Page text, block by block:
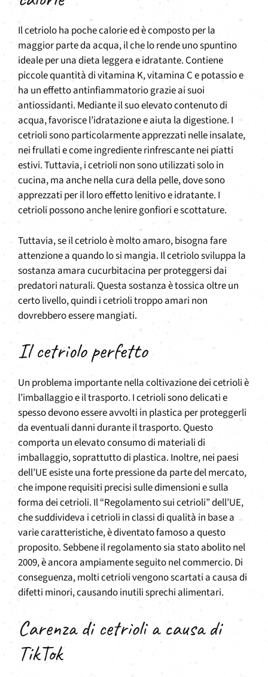
Il cetriolo ha poche calorie ed è composto per la
maggior parte da acqua, il che lo rende uno spuntino
ideale per una dieta leggera e idratante. Contiene
piccole quantità di vitamina K, vitamina C e potassio e
ha un effetto antinfiammatorio grazie ai suoi
antiossidanti. Mediante il suo elevato contenuto di
acqua, favorisce l’idratazione e aiuta la digestione. I
cetrioli sono particolarmente apprezzati nelle insalate,
nei frullati e come ingrediente rinfrescante nei piatti
estivi. Tuttavia, i cetrioli non sono utilizzati solo in
cucina, ma anche nella cura della pelle, dove sono
apprezzati per il loro effetto lenitivo e idratante. I
cetrioli possono anche lenire gonfiori e scottature.
Tuttavia, se il cetriolo è molto amaro, bisogna fare
attenzione a quando lo si mangia. Il cetriolo sviluppa la
sostanza amara cucurbitacina per proteggersi dai
predatori naturali. Questa sostanza è tossica oltre un
certo livello, quindi i cetrioli troppo amari non
dovrebbero essere mangiati.
Il cetriolo perfetto
Un problema importante nella coltivazione dei cetrioli è
l’imballaggio e il trasporto. I cetrioli sono delicati e
spesso devono essere avvolti in plastica per proteggerli
da eventuali danni durante il trasporto. Questo
comporta un elevato consumo di materiali di
imballaggio, soprattutto di plastica. Inoltre, nei paesi
dell’UE esiste una forte pressione da parte del mercato,
che impone requisiti precisi sulle dimensioni e sulla
forma dei cetrioli. Il “Regolamento sui cetrioli” dell’UE,
che suddivideva i cetrioli in classi di qualità in base a
varie caratteristiche, è diventato famoso a questo
proposito. Sebbene il regolamento sia stato abolito nel
2009, è ancora ampiamente seguito nel commercio. Di
conseguenza, molti cetrioli vengono scartati a causa di
difetti minori, causando inutili sprechi alimentari.
Carenza di cetrioli a causa di
TikTok